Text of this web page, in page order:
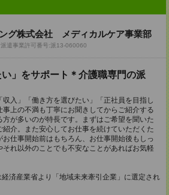
グ株式会社 メディカルケア事業部
遣事業許可番号:派13-060060
い」をサポート＊介護職専門の派
収入」「働き方を選びたい」「正社員を目指し
上の不満も丁寧にお聞きしてからご紹介する
が多いのが特長です。まずはご希望を聞いた
紹介。また安心してお仕事を続けていただくた
仕事開始前はもちろん、お仕事開始後もしっ
れ以外のことでも不安なことがあればお気軽
済産業省より「地域未来牽引企業」に選定され